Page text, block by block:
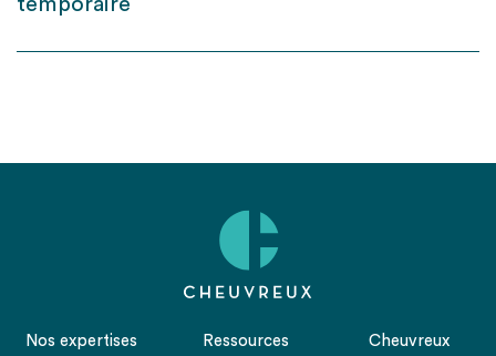
temporaire
Nos expertises Ressources Cheuvreux